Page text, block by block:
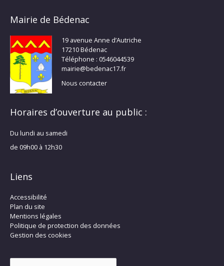
Mairie de Bédenac
19 avenue Anne d’Autriche
17210 Bédenac
Téléphone : 0546044539
mairie@bedenac17.fr
Nous contacter
Horaires d’ouverture au public :
Du lundi au samedi
de 09h00 à 12h30
Liens
Accessibilité
Plan du site
Mentions légales
Politique de protection des données
Gestion des cookies